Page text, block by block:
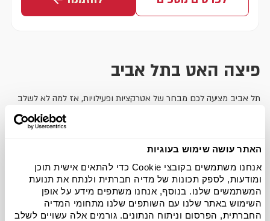
האתר עושה שימוש בעוגיות
אנחנו משתמשים בקובצי Cookie כדי להתאים אישית תוכן
ומודעות, לספק תכונות של מדיה חברתית ולנתח את תנועת
המשתמשים שלנו. בנוסף, אנחנו משתפים מידע על אופן
השימוש באתר שלנו עם השותפים שלנו מתחומי המדיה
החברתית, הפרסום וניתוח הנתונים. גורמים אלה עשויים לשלב
פיצה האט בתל אביב
תל אביב מציעה לכם מבחר של אטרקציות ופעילויות, אז למה לא לשלב
את זה עם האוכל הכי טעים בעולם? (: בתל אביב ישנם 5 סניפי פיצה האט
ברחבי העיר וליהנות מהתפריט העשיר והמגוון שלנו הכולל גם פיצות ללא
מבצעים משלוחי פיצה כשרה לכל האזור וניתן למצוא מגוון עסקיות
בשעות הצהריים. בפיצה האט תל אביב תוכלו להזמין קייטרינגחלבי
וכשר לכל אירוע הכולל את הפיצות האהובות והמיוחדות שלנו, סלטים,
פסטות, קישים וקינוחים. בנוסף אפשר להזמין לימי הולדתאו לכל אירוע
מגשי פיצות בכמות גדולה במחירים מיוחדים.